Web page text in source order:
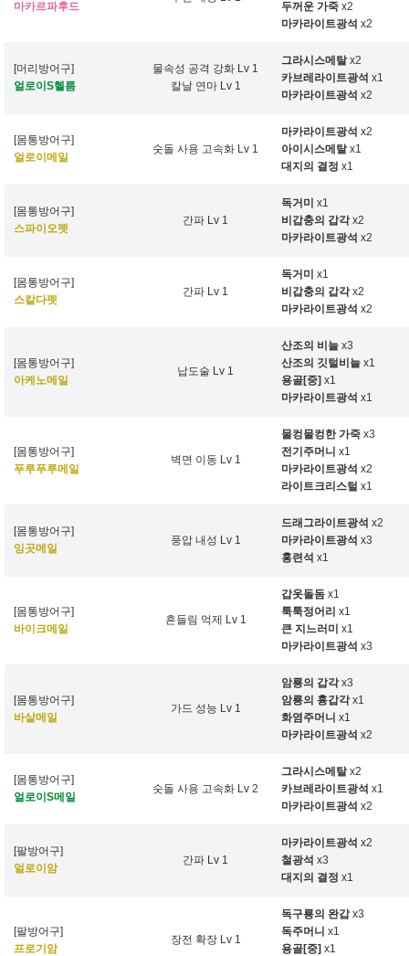
마카르파후드
두꺼운 가죽 x2
마카라이트광석 x2
[머리방어구]
얼로이S헬름
물속성 공격 강화 Lv 1
칼날 연마 Lv 1
그라시스메탈x2
카브레라이트광석 x1
마카라이트광석 x2
[몸통방어구]
얼로이메일
숫돌 사용 고속화 Lv 1
마카라이트광석 x2
아이시스메탈x1
대지의 결정 x1
[몸통방어구]
스파이오펫
간파 Lv 1
독거미 x1
비갑충의 갑각x2
마카라이트광석 x2
[몸통방어구]
스칼다펫
간파 Lv 1
독거미 x1
비갑충의 갑각x2
마카라이트광석 x2
[몸통방어구]
아케노메일
납도술 Lv 1
산조의 비늘 x3
산조의 깃털비늘 x1
용골[중] x1
마카라이트광석 x1
[몸통방어구]
푸루푸루메일
벽면 이동 Lv 1
물컹물컹한 가죽 x3
전기주머니 x1
마카라이트광석 x2
라이트크리스털 x1
[몸통방어구]
잉곳메일
풍압 내성 Lv 1
드래그라이트광석 x2
마카라이트광석 x3
홍련석 x1
[몸통방어구]
바이크메일
흔들림 억제 Lv 1
갑옷돌돔 x1
툭툭정어리 x1
큰 지느러미 x1
마카라이트광석 x3
[몸통방어구]
바살메일
가드 성능 Lv 1
암룡의 갑각x3
암룡의 흉갑각x1
화염주머니 x1
마카라이트광석 x2
[몸통방어구]
얼로이S메일
숫돌 사용 고속화 Lv 2
그라시스메탈x2
카브레라이트광석 x1
마카라이트광석 x2
[팔방어구]
얼로이암
간파 Lv 1
마카라이트광석 x2
철광석 x3
대지의 결정 x1
[팔방어구]
프로기암
장전 확장 Lv 1
독구룡의 완갑x3
독주머니 x1
용골[중] x1